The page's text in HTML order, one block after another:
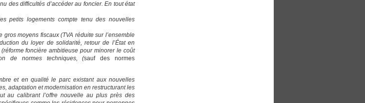
des difficultés d’accéder au foncier. En tout état
petits logements compte tenu des nouvelles
moyens fiscaux (TVA réduite sur l’ensemble
du loyer de solidarité, retour de l’État en
foncière ambitieuse pour minorer le coût
de normes techniques, (sauf des normes
et en qualité le parc existant aux nouvelles
adaptation et modernisation en restructurant les
au calibrant l’offre nouvelle au plus près des